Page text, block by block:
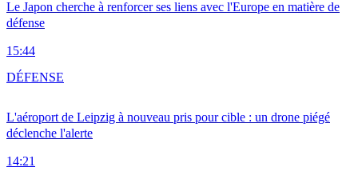
Le Japon cherche à renforcer ses liens avec l'Europe en matière de
défense
15:44
L'aéroport de Leipzig à nouveau pris pour cible : un drone piégé
déclenche l'alerte
14:21
DÉFENSE